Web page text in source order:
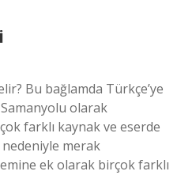
Bu bağlamda Türkçe’ye
olarak
farklı kaynak ve eserde
merak
ek olarak birçok farklı